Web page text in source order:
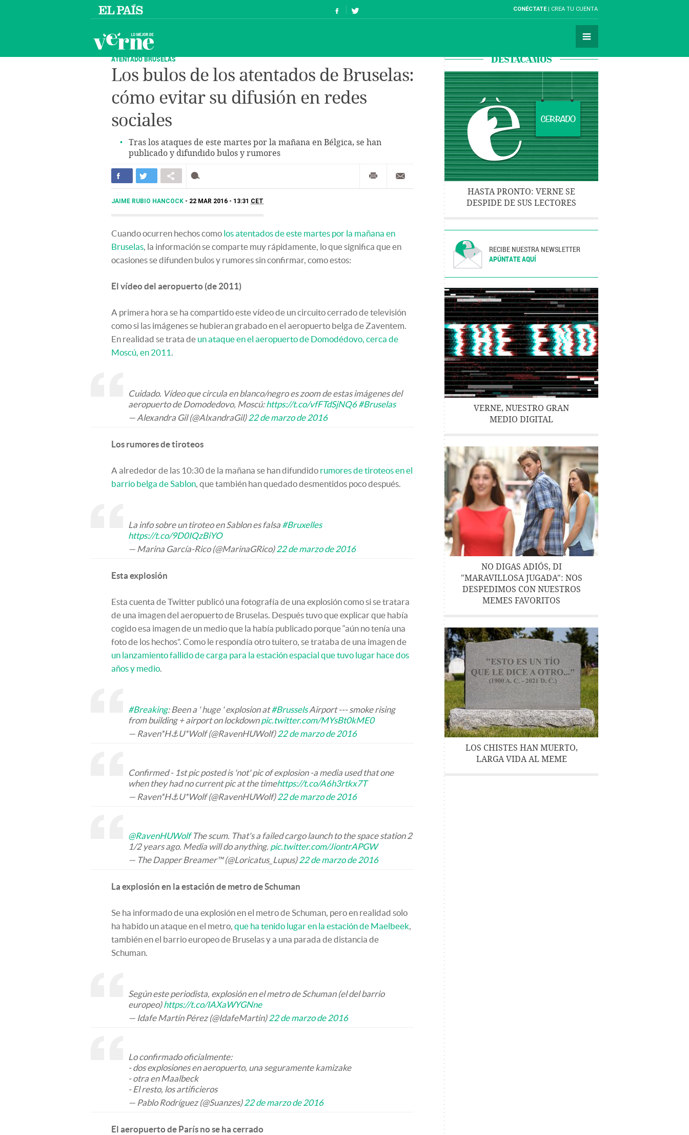
CONÉCTATE CREA TU CUENTA
ATENTADO BRUSELAS
Los bulos de los atentados de Bruselas:
cómo evitar su difusión en redes
sociales
Tras los ataques de este martes por la mañana en Bélgica, se han
publicado y difundido bulos y rumores
JAIME RUBIO HANCOCK 22 MAR 2016 - 13:31 CET
Cuando ocurren hechos como los atentados de este martes por la mañana en
Bruselas, la información se comparte muy rápidamente, lo que significa que en
ocasiones se difunden bulos y rumores sin confirmar, como estos:
El vídeo del aeropuerto (de 2011)
A primera hora se ha compartido este vídeo de un circuito cerrado de televisión
como si las imágenes se hubieran grabado en el aeropuerto belga de Zaventem.
En realidad se trata de un ataque en el aeropuerto de Domodédovo, cerca de
Moscú, en 2011 .
Cuidado. Vídeo que circula en blanco/negro es zoom de estas imágenes del
aeropuerto de Domodedovo, Moscú:https://t.co/vfFTdSjNQ6 #Bruselas
— Alexandra Gil (@AlxandraGil)22 de marzo de 2016
Los rumores de tiroteos
A alrededor de las 10:30 de la mañana se han difundido rumores de tiroteos en el
barrio belga de Sablon, que también han quedado desmentidos poco después.
La info sobre un tiroteo en Sablon es falsa #Bruxelles
https://t.co/9D0IQzBiYO
— Marina García-Rico (@MarinaGRico)22 de marzo de 2016
Esta explosión
Esta cuenta de Twitter publicó una fotografía de una explosión como si se tratara
de una imagen del aeropuerto de Bruselas. Después tuvo que explicar que había
cogido esa imagen de un medio que la había publicado porque “aún no tenía una
foto de los hechos”. Como le respondía otro tuitero, se trataba de una imagen de
un lanzamiento fallido de carga para la estación espacial que tuvo lugar hace dos
años y medio.
#Breaking: Been a ' huge ' explosion at#BrusselsAirport --- smoke rising
from building + airport on lockdownpic.twitter.com/MYsBt0kME0
— Raven*H⚓️U*Wolf (@RavenHUWolf)22 de marzo de 2016
Confirmed - 1st pic posted is 'not' pic of explosion -a media used that one
when they had no current pic at the timehttps://t.co/A6h3rtkx7T
— Raven*H⚓️U*Wolf (@RavenHUWolf)22 de marzo de 2016
@RavenHUWolfThe scum. That's a failed cargo launch to the space station 2
1/2 years ago. Media will do anything. pic.twitter.com/JiontrAPGW
— The Dapper Breamer™ (@Loricatus_Lupus)22 de marzo de 2016
La explosión en la estación de metro de Schuman
Se ha informado de una explosión en el metro de Schuman, pero en realidad solo
ha habido un ataque en el metro, que ha tenido lugar en la estación de Maelbeek,
también en el barrio europeo de Bruselas y a una parada de distancia de
Schuman.
Según este periodista, explosión en el metro de Schuman (el del barrio
europeo)https://t.co/IAXaWYGNne
— Idafe Martín Pérez (@IdafeMartin)22 de marzo de 2016
Lo confirmado oficialmente:
- dos explosiones en aeropuerto, una seguramente kamizake
- otra en Maalbeck
- El resto, los artificieros
— Pablo Rodríguez (@Suanzes)22 de marzo de 2016
El aeropuerto de París no se ha cerrado
DESTACAMOS
HASTA PRONTO: VERNE SE
DESPIDE DE SUS LECTORES
RECIBE NUESTRA NEWSLETTER
APÚNTATE AQUÍ
VERNE, NUESTRO GRAN
MEDIO DIGITAL
NO DIGAS ADIÓS, DI
"MARAVILLOSA JUGADA": NOS
DESPEDIMOS CON NUESTROS
MEMES FAVORITOS
LOS CHISTES HAN MUERTO,
LARGA VIDA AL MEME